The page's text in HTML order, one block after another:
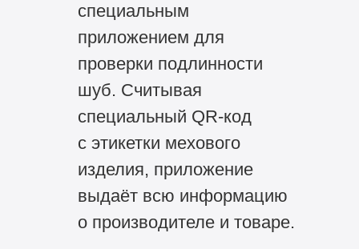
специальным
приложением для
проверки подлинности
шуб. Считывая
специальный QR-код
с этикетки мехового
изделия, приложение
выдаёт всю информацию
о производителе и товаре.